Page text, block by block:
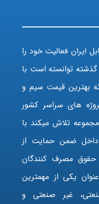
ایران فعالیت خود را
است در طول 10 سال گذشته توانسته است با
بهترین قیمت سیم و
های سراسر کشور
تلاش میکند با
داخل ضمن حمایت از
حقوق مصرف کنندگان
یکی از مهمترین
غیر صنعتی و